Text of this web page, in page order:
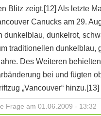
Blitz zeigt.[12] Als letzte
Canucks am 29.
dunkelblau, dunkelrot,
traditionellen dunkelblau,
Des Weiteren
bei und fügten
„Vancouver“ hinzu.[13]
Frage am 01.06.2009 - 13:32